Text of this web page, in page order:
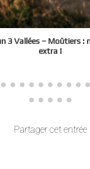
3 Vallées – Moûtiers :
extra !
Partager cet entrée